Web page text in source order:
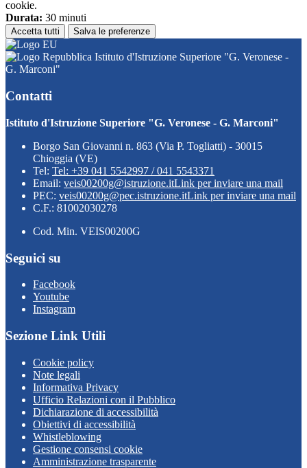
cookie.
Durata: 30 minuti
Accetta tutti Salva le preferenze
Istituto d'Istruzione Superiore "G. Veronese -
G. Marconi"
Contatti
Istituto d'Istruzione Superiore "G. Veronese - G. Marconi"
Borgo San Giovanni n. 863 (Via P. Togliatti) - 30015
Chioggia (VE)
Tel: Tel: +39 041 5542997 / 041 5543371
Email: veis00200g@istruzione.itLink per inviare una mail
PEC: veis00200g@pec.istruzione.itLink per inviare una mail
C.F.: 81002030278
Cod. Min. VEIS00200G
Seguici su
Facebook
Youtube
Instagram
Sezione Link Utili
Cookie policy
Note legali
Informativa Privacy
Ufficio Relazioni con il Pubblico
Dichiarazione di accessibilità
Obiettivi di accessibilità
Whistleblowing
Gestione consensi cookie
Amministrazione trasparente